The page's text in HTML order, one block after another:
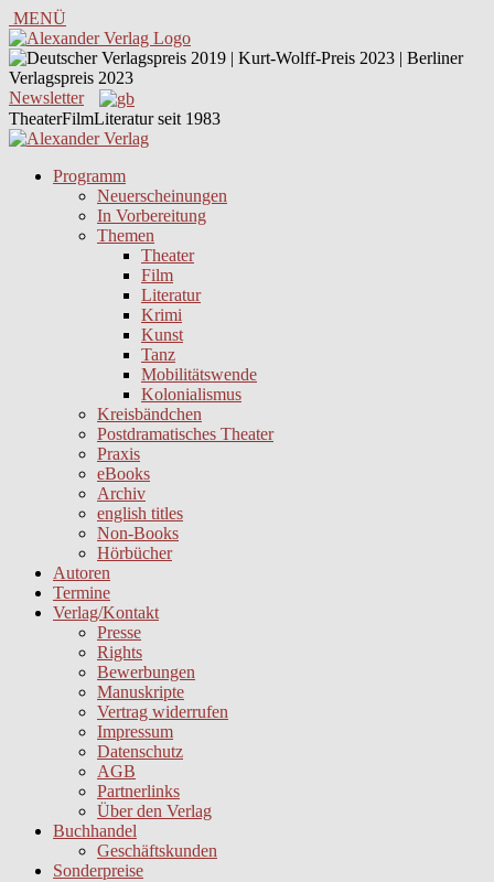
MENÜ
Newsletter
TheaterFilmLiteratur seit 1983
Programm
Neuerscheinungen
In Vorbereitung
Themen
Theater
Film
Literatur
Krimi
Kunst
Tanz
Mobilitätswende
Kolonialismus
Kreisbändchen
Postdramatisches Theater
Praxis
eBooks
Archiv
english titles
Non-Books
Hörbücher
Autoren
Termine
Verlag/Kontakt
Presse
Rights
Bewerbungen
Manuskripte
Vertrag widerrufen
Impressum
Datenschutz
AGB
Partnerlinks
Über den Verlag
Buchhandel
Geschäftskunden
Sonderpreise